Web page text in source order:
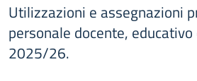
Utilizzazioni e assegnazioni
personale docente, educativo
2025/26.